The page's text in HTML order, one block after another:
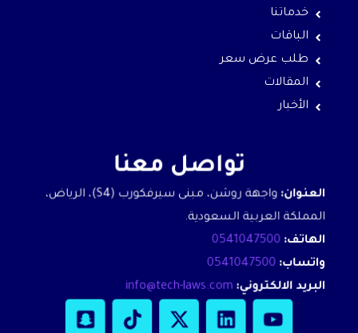
خدماتنا
الباقات
طلب عرض سعر
المقالات
الأخبار
تواصل معنا
العنوان:
واجهة روشن، مبنى سيرفكورب (S4)، الرياض،
المملكة العربية السعودية.
الهاتف: 0541047500
واتساب: 0541047500
البريد الالكتروني: info@tech-laws.com
L
X
T
S